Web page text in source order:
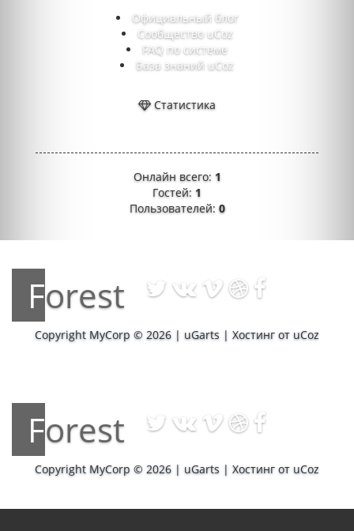
Официальный блог
Сообщество uCoz
FAQ по системе
База знаний uCoz
Статистика
Онлайн всего: 1
Гостей: 1
Пользователей:0
Forest
Copyright MyCorp © 2026 | uGarts | Хостинг от uCoz
Forest
Copyright MyCorp © 2026 | uGarts | Хостинг от uCoz